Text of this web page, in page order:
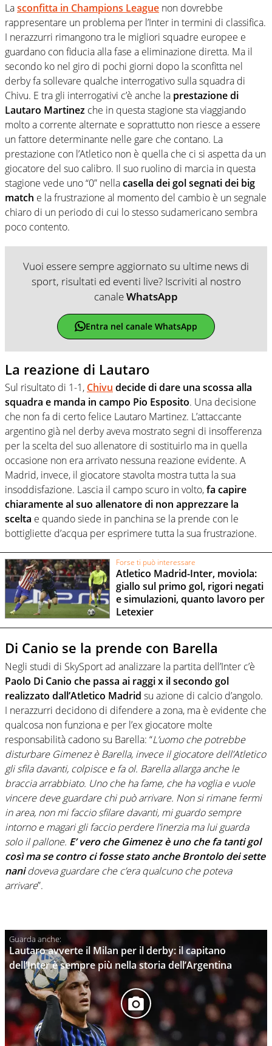
Lasconfitta in Champions League non dovrebbe
rappresentare un problema per l’Inter in termini di classifica.
I nerazzurri rimangono tra le migliori squadre europee e
guardano con fiducia alla fase a eliminazione diretta. Ma il
secondo ko nel giro di pochi giorni dopo la sconfitta nel
derby fa sollevare qualche interrogativo sulla squadra di
Chivu. E tra gli interrogativi c’è anche la prestazione di
Lautaro Martinez che in questa stagione sta viaggiando
molto a corrente alternate e soprattutto non riesce a essere
un fattore determinante nelle gare che contano. La
prestazione con l’Atletico non è quella che ci si aspetta da un
giocatore del suo calibro. Il suo ruolino di marcia in questa
stagione vede uno “0” nellacasella dei gol segnati dei big
match e la frustrazione al momento del cambio è un segnale
chiaro di un periodo di cui lo stesso sudamericano sembra
poco contento.
Vuoi essere sempre aggiornato su ultime news di
sport, risultati ed eventi live? Iscriviti al nostro
canaleWhatsApp
Entra nel canale WhatsApp
La reazione di Lautaro
Sul risultato di 1-1, Chivu decide di dare una scossa alla
squadra e manda in campo Pio Esposito. Una decisione
che non fa di certo felice Lautaro Martinez. L’attaccante
argentino già nel derby aveva mostrato segni di insofferenza
per la scelta del suo allenatore di sostituirlo ma in quella
occasione non era arrivato nessuna reazione evidente. A
Madrid, invece, il giocatore stavolta mostra tutta la sua
insoddisfazione. Lascia il campo scuro in volto,fa capire
chiaramente al suo allenatore di non apprezzare la
scelta e quando siede in panchina se la prende con le
bottigliette d’acqua per esprimere tutta la sua frustrazione.
Forse ti può interessare
Atletico Madrid-Inter, moviola:
giallo sul primo gol, rigori negati
e simulazioni, quanto lavoro per
Letexier
Di Canio se la prende con Barella
Negli studi di SkySport ad analizzare la partita dell’Inter c’è
Paolo Di Canio che passa ai raggi x il secondo gol
realizzato dall’Atletico Madrid su azione di calcio d’angolo.
I nerazzurri decidono di difendere a zona, ma è evidente che
qualcosa non funziona e per l’ex giocatore molte
responsabilità cadono su Barella: “L’uomo che potrebbe
disturbare Gimenez è Barella, invece il giocatore dell’Atletico
gli sfila davanti, colpisce e fa ol. Barella allarga anche le
braccia arrabbiato. Uno che ha fame, che ha voglia e vuole
vincere deve guardare chi può arrivare. Non si rimane fermi
in area, non mi faccio sfilare davanti, mi guardo sempre
intorno e magari gli faccio perdere l’inerzia ma lui guarda
solo il pallone. E’ vero che Gimenez è uno che fa tanti gol
così ma se contro ci fosse stato anche Brontolo dei sette
nanidoveva guardare che c’era qualcuno che poteva
arrivare”.
Lautaro avverte il Milan per il derby: il capitano
dell’Inter è sempre più nella storia dell’Argentina